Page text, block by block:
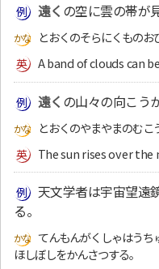
遠くの空に雲の帯が
とおくのそらにくものお
A band of clouds can
遠く の山々の向こう
とおくのやまやまのむこ
The sun rises over
天文学者は宇宙望遠
る。
てんもんがくしゃはうち
ほしぼしをかんさつする。